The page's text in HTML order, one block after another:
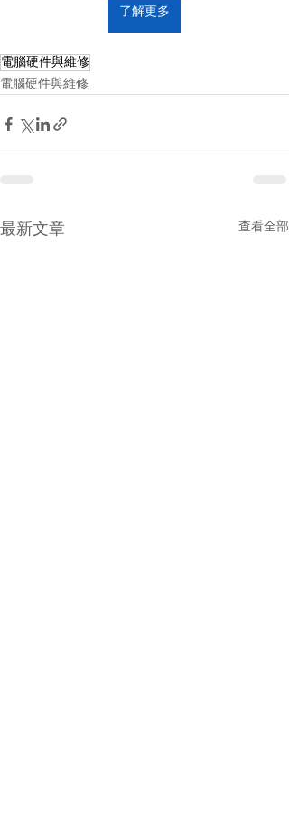
了解更多
電腦硬件與維修
電腦硬件與維修
最新文章 查看全部